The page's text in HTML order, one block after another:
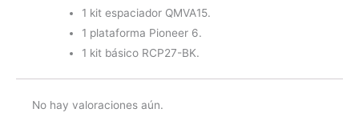
1 kit espaciador QMVA15.
1 plataforma Pioneer 6.
1 kit básico RCP27-BK.
No hay valoraciones aún.